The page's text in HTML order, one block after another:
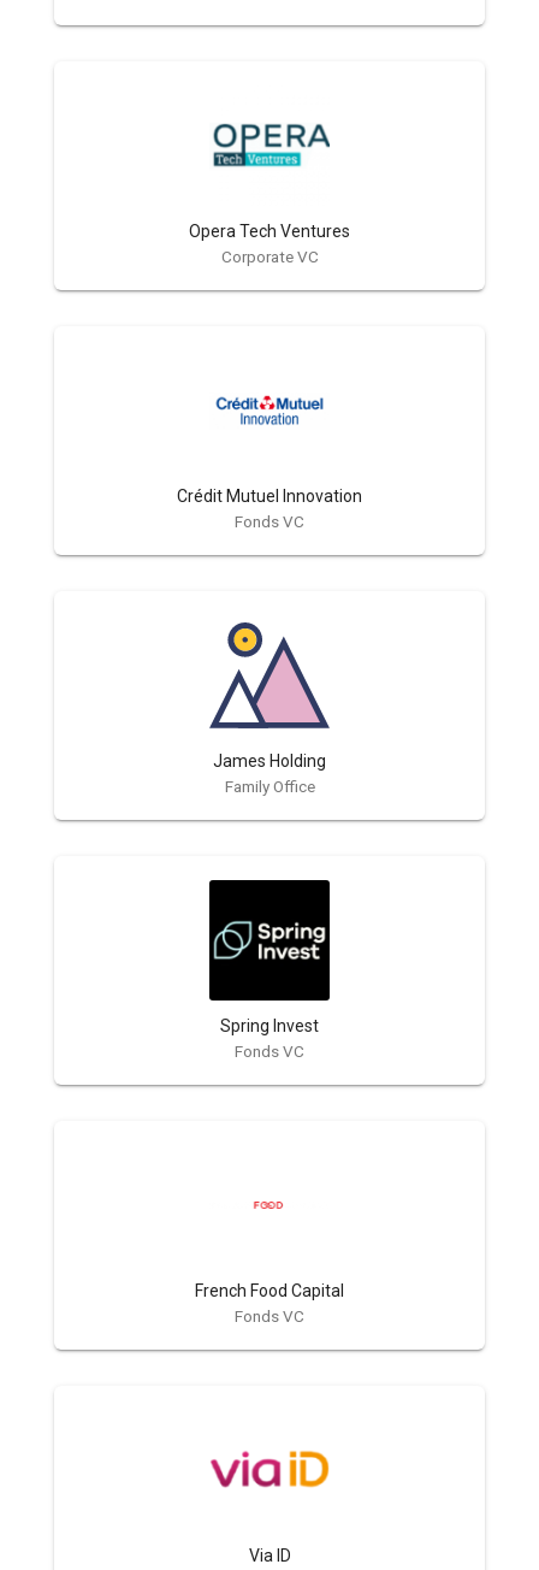
Opera Tech Ventures
Corporate VC
Crédit Mutuel Innovation
Fonds VC
James Holding
Family Office
Spring Invest
Fonds VC
French Food Capital
Fonds VC
Via ID